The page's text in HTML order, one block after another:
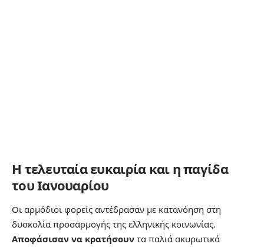
Η τελευταία ευκαιρία και η παγίδα
του Ιανουαρίου
Οι αρμόδιοι φορείς αντέδρασαν με κατανόηση στη
δυσκολία προσαρμογής της ελληνικής κοινωνίας.
Αποφάσισαν να κρατήσουν τα παλιά ακυρωτικά